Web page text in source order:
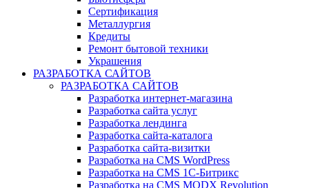
Сертификация
Металлургия
Кредиты
Ремонт бытовой техники
Украшения
РАЗРАБОТКА САЙТОВ
РАЗРАБОТКА САЙТОВ
Разработка интернет-магазина
Разработка сайта услуг
Разработка лендинга
Разработка сайта-каталога
Разработка сайта-визитки
Разработка на CMS WordPress
Разработка на CMS 1С-Битрикс
Разработка на CMS MODX Revolution